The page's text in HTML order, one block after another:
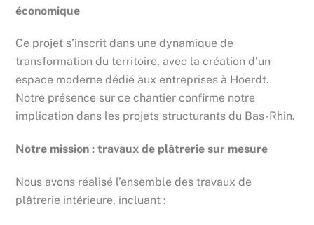
économique
Ce projet s’inscrit dans une dynamique de
transformation du territoire, avec la création d’un
espace moderne dédié aux entreprises à Hoerdt.
Notre présence sur ce chantier confirme notre
implication dans les projets structurants du Bas-Rhin.
Notre mission : travaux de plâtrerie sur mesure
Nous avons réalisé l’ensemble des travaux de
plâtrerie intérieure, incluant :